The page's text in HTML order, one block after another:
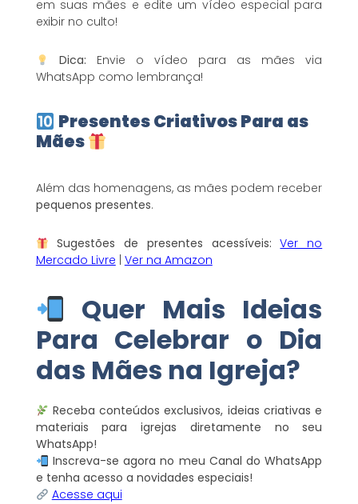
em suas mães e edite um vídeo especial para
exibir no culto!
Dica: Envie o vídeo para as mães via
WhatsApp como lembrança!
Presentes Criativos Para as
Mães
Além das homenagens, as mães podem receber
pequenos presentes.
Sugestões de presentes acessíveis: Ver no
Mercado Livre Ver na Amazon
Quer Mais Ideias
Para Celebrar o Dia
das Mães na Igreja?
Receba conteúdos exclusivos, ideias criativas e
materiais para igrejas diretamente no seu
WhatsApp!
Inscreva-se agora no meu Canal do WhatsApp
e tenha acesso a novidades especiais!
Acesse aqui